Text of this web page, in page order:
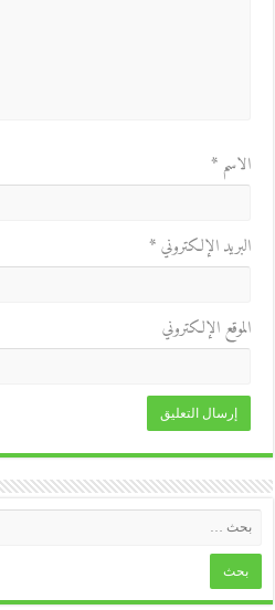
الاسم*
البريد الإلكتروني*
الموقع الإلكتروني